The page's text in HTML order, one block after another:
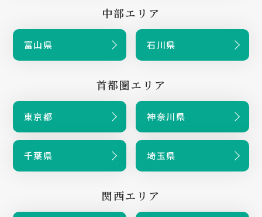
中部エリア
富山県 石川県
首都圏エリア
東京都 神奈川県
千葉県 埼玉県
関西エリア